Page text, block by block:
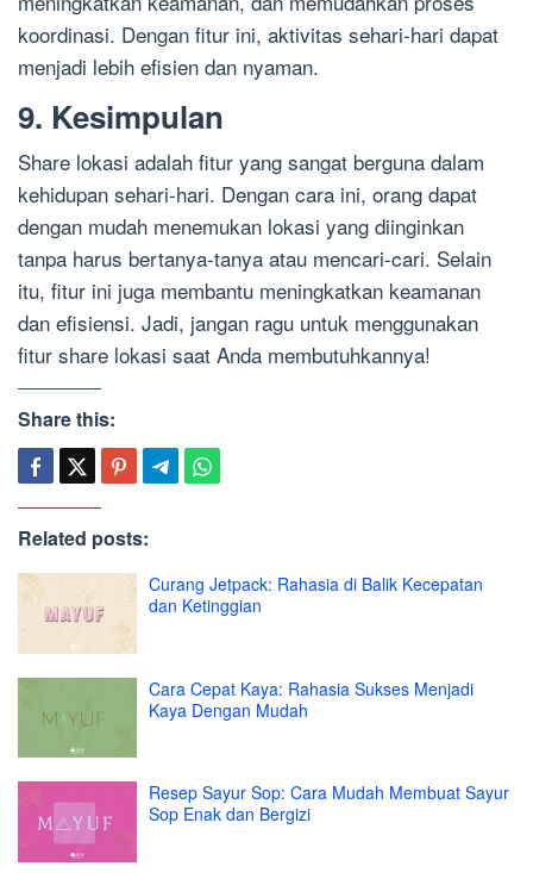
koordinasi. Dengan fitur ini, aktivitas sehari-hari dapat
menjadi lebih efisien dan nyaman.
9. Kesimpulan
Share lokasi adalah fitur yang sangat berguna dalam
kehidupan sehari-hari. Dengan cara ini, orang dapat
dengan mudah menemukan lokasi yang diinginkan
tanpa harus bertanya-tanya atau mencari-cari. Selain
itu, fitur ini juga membantu meningkatkan keamanan
dan efisiensi. Jadi, jangan ragu untuk menggunakan
fitur share lokasi saat Anda membutuhkannya!
Share this:
Related posts:
Curang Jetpack: Rahasia di Balik Kecepatan
dan Ketinggian
Cara Cepat Kaya: Rahasia Sukses Menjadi
Kaya Dengan Mudah
Resep Sayur Sop: Cara Mudah Membuat Sayur
Sop Enak dan Bergizi